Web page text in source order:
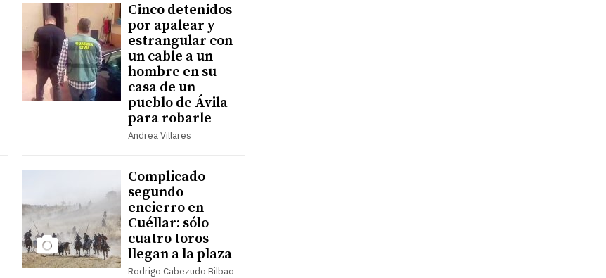
Cinco detenidos
por apalear y
estrangular con
un cable a un
hombre en su
casa de un
pueblo de Ávila
para robarle
Andrea Villares
Complicado
segundo
encierro en
Cuéllar: sólo
cuatro toros
llegan a la plaza
Rodrigo Cabezudo Bilbao